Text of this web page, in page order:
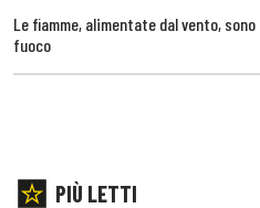
Le fiamme, alimentate dal vento,
fuoco
PIÙ LETTI